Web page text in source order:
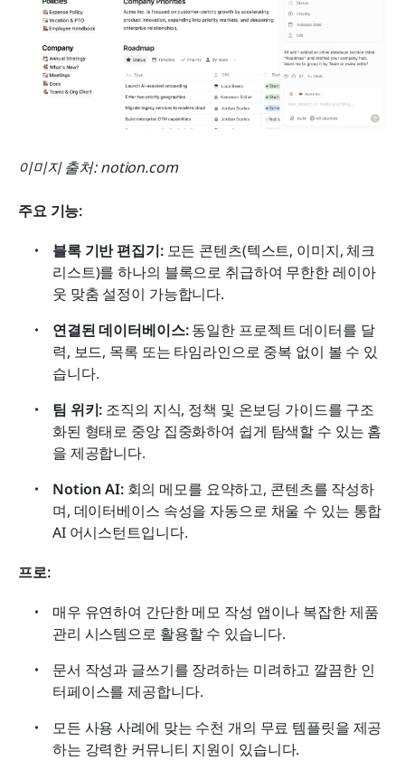
이미지 출처: notion.com
주요 기능:
블록 기반 편집기: 모든 콘텐츠(텍스트, 이미지, 체크
리스트)를 하나의 블록으로 취급하여 무한한 레이아
웃 맞춤 설정이 가능합니다.
연결된 데이터베이스: 동일한 프로젝트 데이터를 달
력, 보드, 목록 또는 타임라인으로 중복 없이 볼 수 있
습니다.
팀 위키: 조직의 지식, 정책 및 온보딩 가이드를 구조
화된 형태로 중앙 집중화하여 쉽게 탐색할 수 있는 홈
을 제공합니다.
Notion AI: 회의 메모를 요약하고, 콘텐츠를 작성하
며, 데이터베이스 속성을 자동으로 채울 수 있는 통합
AI 어시스턴트입니다.
프로:
매우 유연하여 간단한 메모 작성 앱이나 복잡한 제품
관리 시스템으로 활용할 수 있습니다.
문서 작성과 글쓰기를 장려하는 미려하고 깔끔한 인
터페이스를 제공합니다.
모든 사용 사례에 맞는 수천 개의 무료 템플릿을 제공
하는 강력한 커뮤니티 지원이 있습니다.